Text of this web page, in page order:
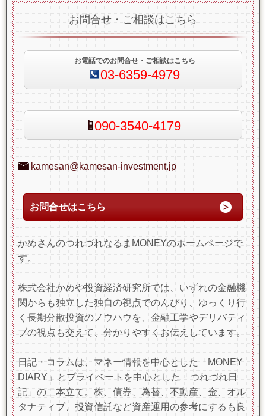
お問合せ・ご相談はこちら
お電話でのお問合せ・ご相談はこちら
03-6359-4979
090-3540-4179
kamesan@kamesan-investment.jp
お問合せはこちら
かめさんのつれづれなるまMONEYのホームページで
す。
株式会社かめや投資経済研究所では、いずれの金融機
関からも独立した独自の視点でのんびり、ゆっくり行
く長期分散投資のノウハウを、金融工学やデリバティ
ブの視点も交えて、分かりやすくお伝えしています。
日記・コラムは、マネー情報を中心とした「MONEY
DIARY」とプライベートを中心とした「つれづれ日
記」の二本立て。株、債券、為替、不動産、金、オル
タナティブ、投資信託など資産運用の参考にするも良